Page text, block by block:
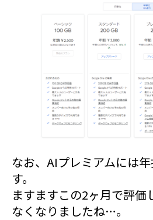
なお、AIプレミアムには
す。
ますますこの2ヶ月で評価
なくなりましたね…。